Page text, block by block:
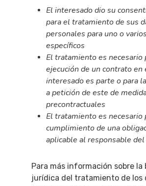
El interesado dio su
para el tratamiento de sus
personales para uno o
específicos
El tratamiento es necesario
ejecución de un contrato en
interesado es parte o para
a petición de este de
precontractuales
El tratamiento es necesario
cumplimiento de una
aplicable al responsable
Para más información sobre la
jurídica del tratamiento de los